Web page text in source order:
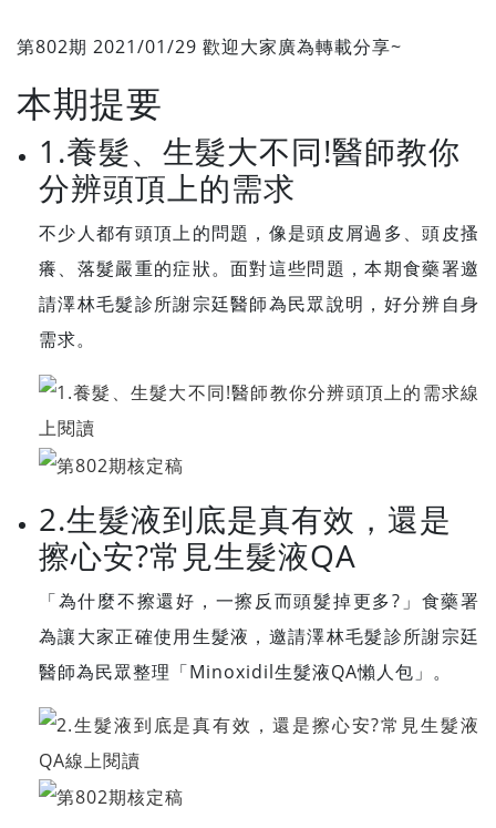
第802期 2021/01/29 歡迎大家廣為轉載分享~
本期提要
1.養髮、生髮大不同!醫師教你
分辨頭頂上的需求
不少人都有頭頂上的問題，像是頭皮屑過多、頭皮搔
癢、落髮嚴重的症狀。面對這些問題，本期食藥署邀
請澤林毛髮診所謝宗廷醫師為民眾說明，好分辨自身
需求。
2.生髮液到底是真有效，還是
擦心安?常見生髮液QA
「為什麼不擦還好，一擦反而頭髮掉更多?」食藥署
為讓大家正確使用生髮液，邀請澤林毛髮診所謝宗廷
醫師為民眾整理「Minoxidil生髮液QA懶人包」。